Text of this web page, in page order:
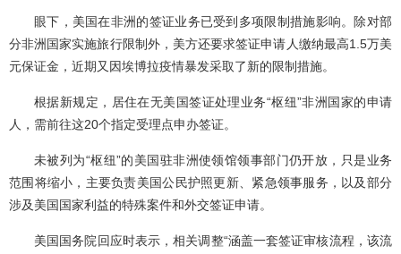
眼下，美国在非洲的签证业务已受到多项限制措施影响。除对部
分非洲国家实施旅行限制外，美方还要求签证申请人缴纳最高1.5万美
元保证金，近期又因埃博拉疫情暴发采取了新的限制措施。
根据新规定，居住在无美国签证处理业务“枢纽”非洲国家的申请
人，需前往这20个指定受理点申办签证。
未被列为“枢纽”的美国驻非洲使领馆领事部门仍开放，只是业务
范围将缩小，主要负责美国公民护照更新、紧急领事服务，以及部分
涉及美国国家利益的特殊案件和外交签证申请。
美国国务院回应时表示，相关调整“涵盖一套签证审核流程，该流